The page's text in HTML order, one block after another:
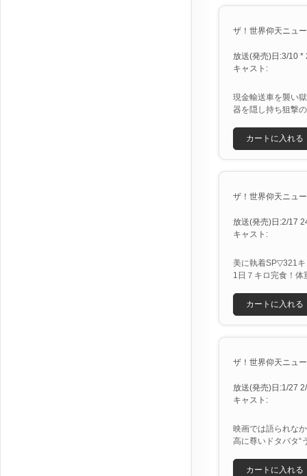
ザ！世界仰天ニュ
放送(発売)日:3/10 *
キャスト:
現金輸送車を襲い
器を隠し持ち狙撃
カートに入れる
ザ！世界仰天ニュ
放送(発売)日:2/17
キャスト:
美に執着SP▽321
1日７キロ完食！
カートに入れる
ザ！世界仰天ニュ
放送(発売)日:1/27
キャスト:
映画では語られな
高に尊いドタバタ“
カートに入れる